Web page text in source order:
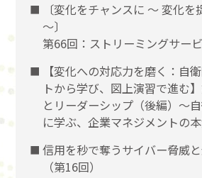
〔変化をチャンスに 〜 変化
〜〕
第66回：ストリーミングサー
【変化への対応力を磨く：自
トから学び、図上演習で進む
とリーダーシップ（後編）〜自
に学ぶ、企業マネジメントの
信用を秒で奪うサイバー脅威
（第16回）